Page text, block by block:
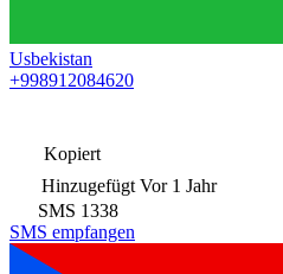
Usbekistan
+998912084620
Kopiert
Hinzugefügt Vor 1 Jahr
SMS 1338
SMS empfangen